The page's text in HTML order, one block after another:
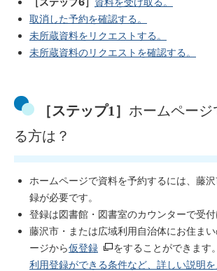
取消した予約を確認する。
未所蔵資料をリクエストする。
未所蔵資料のリクエストを確認する。
［ステップ1］ ホームページ
る方は？
ホームページで資料を予約するには、藤
録が必要です。
登録は図書館・図書室のカウンターで受付
藤沢市・または広域利用自治体にお住ま
ージから仮登録
をすることができます。
利用登録ができる条件など、詳しい説明を